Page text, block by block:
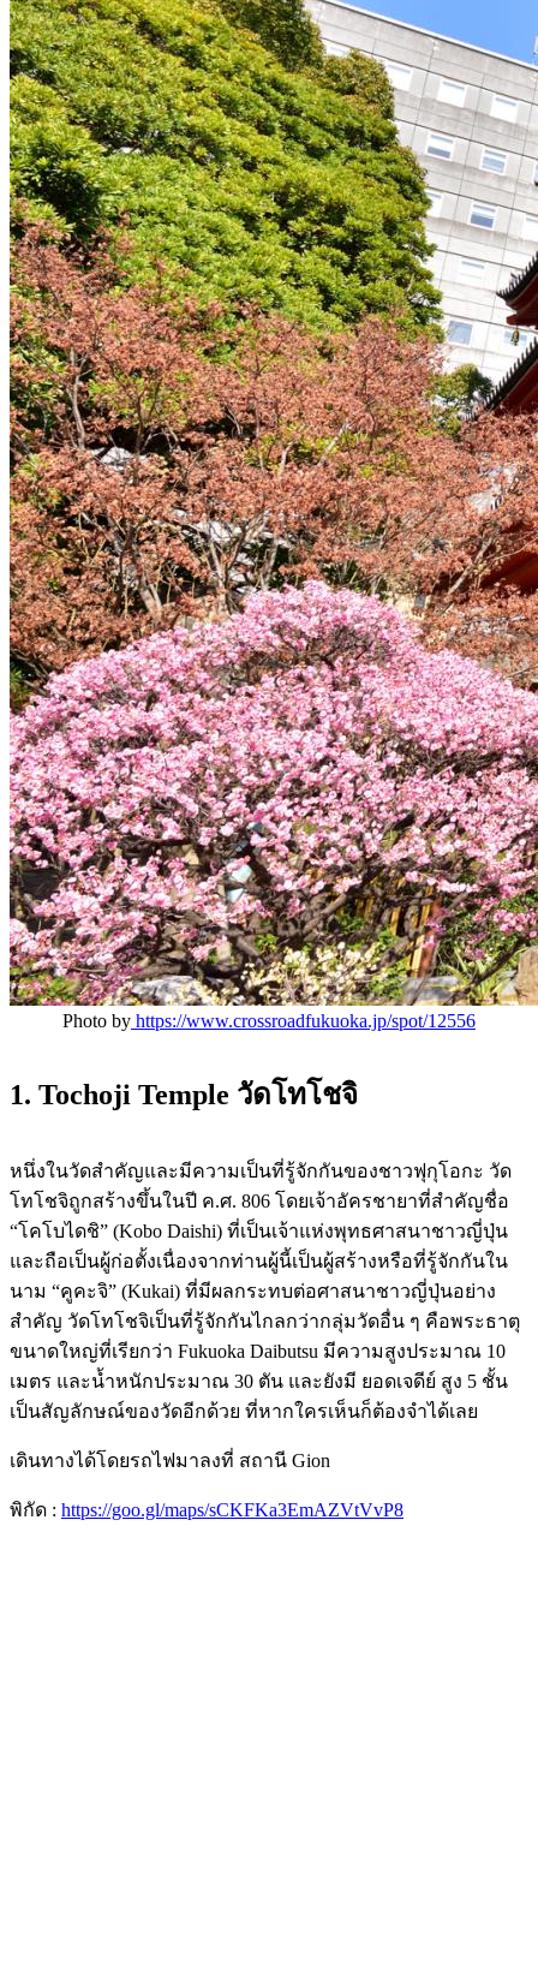
Photo by https://www.crossroadfukuoka.jp/spot/12556
1. Tochoji Temple วัดโทโชจิ
หนึ่งในวัดสำคัญและมีความเป็นที่รู้จักกันของชาวฟุกุโอกะ วัด
โทโชจิถูกสร้างขึ้นในปี ค.ศ. 806 โดยเจ้าอัครชายาที่สำคัญชื่อ
“โคโบไดชิ” (Kobo Daishi) ที่เป็นเจ้าแห่งพุทธศาสนาชาวญี่ปุ่น
และถือเป็นผู้ก่อตั้งเนื่องจากท่านผู้นี้เป็นผู้สร้างหรือที่รู้จักกันใน
นาม “คูคะจิ” (Kukai) ที่มีผลกระทบต่อศาสนาชาวญี่ปุ่นอย่าง
สำคัญ วัดโทโชจิเป็นที่รู้จักกันไกลกว่ากลุ่มวัดอื่น ๆ คือพระธาตุ
ขนาดใหญ่ที่เรียกว่า Fukuoka Daibutsu มีความสูงประมาณ 10
เมตร และน้ำหนักประมาณ 30 ตัน และยังมี ยอดเจดีย์ สูง 5 ชั้น
เป็นสัญลักษณ์ของวัดอีกด้วย ที่หากใครเห็นก็ต้องจำได้เลย
เดินทางได้โดยรถไฟมาลงที่ สถานี Gion
พิกัด : https://goo.gl/maps/sCKFKa3EmAZVtVvP8